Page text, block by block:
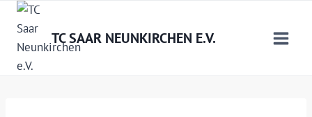
Zum
Inhalt
springen TC SAAR NEUNKIRCHEN E.V.